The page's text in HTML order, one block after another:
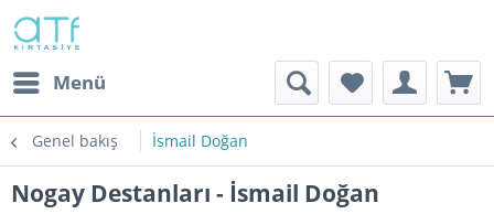
Menü
Genel bakış İsmail Doğan
Nogay Destanları - İsmail Doğan